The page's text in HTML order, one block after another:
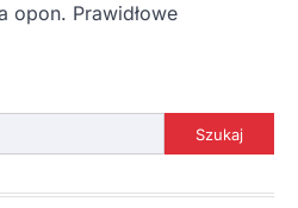
opon. Prawidłowe
Szukaj